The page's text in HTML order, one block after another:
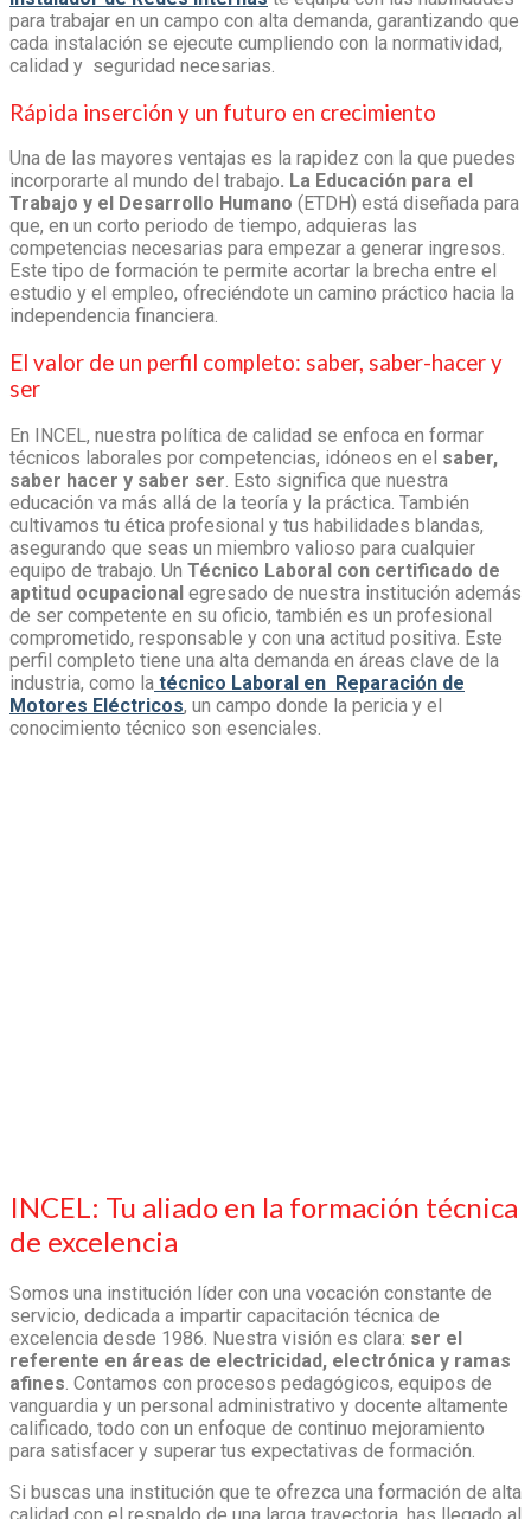
para trabajar en un campo con alta demanda, garantizando que
cada instalación se ejecute cumpliendo con la normatividad,
calidad y seguridad necesarias.
Rápida inserción y un futuro en crecimiento
Una de las mayores ventajas es la rapidez con la que puedes
incorporarte al mundo del trabajo. La Educación para el
Trabajo y el Desarrollo Humano (ETDH) está diseñada para
que, en un corto periodo de tiempo, adquieras las
competencias necesarias para empezar a generar ingresos.
Este tipo de formación te permite acortar la brecha entre el
estudio y el empleo, ofreciéndote un camino práctico hacia la
independencia financiera.
El valor de un perfil completo: saber, saber-hacer y
ser
En INCEL, nuestra política de calidad se enfoca en formar
técnicos laborales por competencias, idóneos en el saber,
saber hacer y saber ser. Esto significa que nuestra
educación va más allá de la teoría y la práctica. También
cultivamos tu ética profesional y tus habilidades blandas,
asegurando que seas un miembro valioso para cualquier
equipo de trabajo. Un Técnico Laboral con certificado de
aptitud ocupacional egresado de nuestra institución además
de ser competente en su oficio, también es un profesional
comprometido, responsable y con una actitud positiva. Este
perfil completo tiene una alta demanda en áreas clave de la
industria, como la técnico Laboral en Reparación de
Motores Eléctricos, un campo donde la pericia y el
conocimiento técnico son esenciales.
INCEL: Tu aliado en la formación técnica
de excelencia
Somos una institución líder con una vocación constante de
servicio, dedicada a impartir capacitación técnica de
excelencia desde 1986. Nuestra visión es clara: ser el
referente en áreas de electricidad, electrónica y ramas
afines . Contamos con procesos pedagógicos, equipos de
vanguardia y un personal administrativo y docente altamente
calificado, todo con un enfoque de continuo mejoramiento
para satisfacer y superar tus expectativas de formación.
Si buscas una institución que te ofrezca una formación de alta
calidad con el respaldo de una larga trayectoria, has llegado al